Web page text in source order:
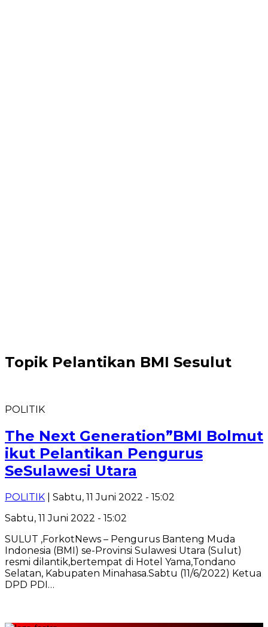
Topik Pelantikan BMI Sesulut
POLITIK
The Next Generation”BMI Bolmut
ikut Pelantikan Pengurus
SeSulawesi Utara
POLITIK | Sabtu, 11 Juni 2022 - 15:02
Sabtu, 11 Juni 2022 - 15:02
SULUT ,ForkotNews – Pengurus Banteng Muda
Indonesia (BMI) se-Provinsi Sulawesi Utara (Sulut)
resmi dilantik,bertempat di Hotel Yama,Tondano
Selatan, Kabupaten Minahasa.Sabtu (11/6/2022) Ketua
DPD PDI…